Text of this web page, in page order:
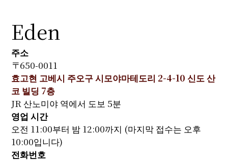
Eden
주소
〒650-0011
효고현 고베시 주오구 시모야마테도리 2-4-10 신도 산
코 빌딩 7층
JR 산노미야 역에서 도보 5분
영업 시간
오전 11:00부터 밤 12:00까지 (마지막 접수는 오후
10:00입니다)
전화번호